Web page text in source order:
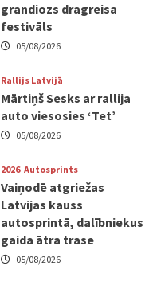
grandiozs dragreisa
festivāls
05/08/2026
Rallijs Latvijā
Mārtiņš Sesks ar rallija
auto viesosies ‘Tet’
05/08/2026
2026 Autosprints
Vaiņodē atgriežas
Latvijas kauss
autosprintā, dalībniekus
gaida ātra trase
05/08/2026